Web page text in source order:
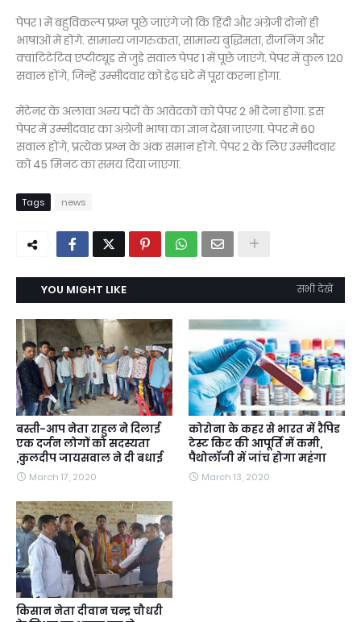
पेपर 1 में बहुविकल्प प्रश्न पूछे जाएंगे जो कि हिंदी और अंग्रेजी दोनों ही
भाषाओं में होंगे. सामान्य जागरुकता, सामान्य बुद्धिमता, रीजनिंग और
क्वांटिटेटिव एप्टीट्यूड से जुड़े सवाल पेपर 1 में पूछे जाएंगे. पेपर में कुल 120
सवाल होंगे, जिन्हें उम्मीदवार को डेढ़ घंटे में पूरा करना होगा.
मेंटेनर के अलावा अन्य पदों के आवेदकों को पेपर 2 भी देना होगा. इस
पेपर में उम्मीदवार का अंग्रेजी भाषा का ज्ञान देखा जाएगा. पेपर में 60
सवाल होंगे, प्रत्येक प्रश्न के अंक समान होंगे. पेपर 2 के लिए उम्मीदवार
को 45 मिनट का समय दिया जाएगा.
Tags news
YOU MIGHT LIKE सभी देखें
बस्ती-आप नेता राहुल ने दिलाई
एक दर्जन लोगों को सदस्यता
,कुलदीप जायसवाल ने दी बधाई
March 17, 2020
कोरोना के कहर से भारत में रैपिड
टेस्ट किट की आपूर्ति में कमी,
पैथोलॉजी में जांच होगा महंगा
March 13, 2020
किसान नेता दीवान चन्द्र चौधरी